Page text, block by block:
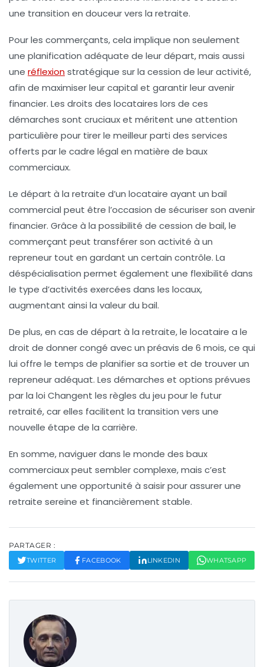
une transition en douceur vers la retraite.
Pour les commerçants, cela implique non seulement
une planification adéquate de leur départ, mais aussi
une réflexionstratégique sur la cession de leur activité,
afin de maximiser leur capital et garantir leur avenir
financier. Les droits des locataires lors de ces
démarches sont cruciaux et méritent une attention
particulière pour tirer le meilleur parti des services
offerts par le cadre légal en matière de baux
commerciaux.
Le départ à la retraite d’un locataire ayant un bail
commercial peut être l’occasion de sécuriser son avenir
financier. Grâce à la possibilité de cession de bail, le
commerçant peut transférer son activité à un
repreneur tout en gardant un certain contrôle. La
déspécialisation permet également une flexibilité dans
le type d’activités exercées dans les locaux,
augmentant ainsi la valeur du bail.
De plus, en cas de départ à la retraite, le locataire a le
droit de donnercongé avec un préavis de 6 mois, ce qui
lui offre le temps de planifier sa sortie et de trouver un
repreneur adéquat. Les démarches et options prévues
par la loi Changent les règles du jeu pour le futur
retraité, car elles facilitent la transition vers une
nouvelle étape de la carrière.
En somme, naviguer dans le monde des baux
commerciaux peut sembler complexe, mais c’est
également une opportunité à saisir pour assurer une
retraite sereine et financièrement stable.
PARTAGER :
TWITTER FACEBOOK LINKEDIN WHATSAPP